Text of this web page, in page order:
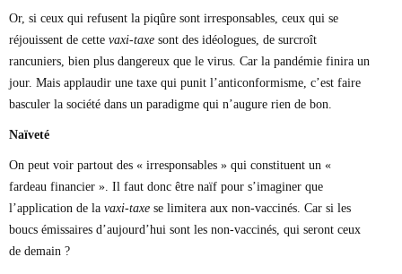
Or, si ceux qui refusent la piqûre sont irresponsables, ceux qui se
réjouissent de cette vaxi-taxe sont des idéologues, de surcroît
rancuniers, bien plus dangereux que le virus. Car la pandémie finira un
jour. Mais applaudir une taxe qui punit l’anticonformisme, c’est faire
basculer la société dans un paradigme qui n’augure rien de bon.
Naïveté
On peut voir partout des « irresponsables » qui constituent un «
fardeau financier ». Il faut donc être naïf pour s’imaginer que
l’application de la vaxi-taxe se limitera aux non-vaccinés. Car si les
boucs émissaires d’aujourd’hui sont les non-vaccinés, qui seront ceux
de demain ?